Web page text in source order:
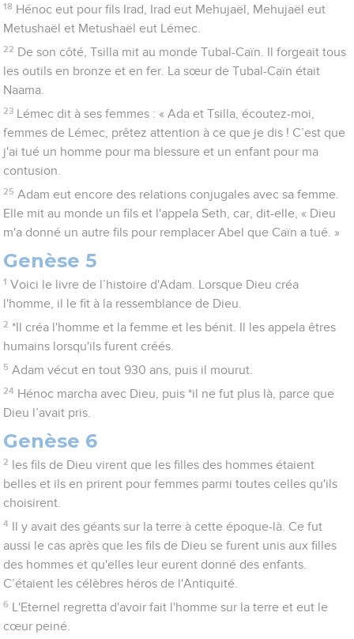
18 Hénoc eut pour fils Irad, Irad eut Mehujaël, Mehujaël eut
Metushaël et Metushaël eut Lémec.
22 De son côté, Tsilla mit au monde Tubal-Caïn. Il forgeait tous
les outils en bronze et en fer. La sœur de Tubal-Caïn était
Naama.
23
Lémec dit à ses femmes : « Ada et Tsilla, écoutez-moi,
femmes de Lémec, prêtez attention à ce que je dis ! C’est que
j'ai tué un homme pour ma blessure et un enfant pour ma
contusion.
25 Adam eut encore des relations conjugales avec sa femme.
Elle mit au monde un fils et l'appela Seth, car, dit-elle, « Dieu
m'a donné un autre fils pour remplacer Abel que Caïn a tué. »
Genèse 5
1 Voici le livre de l’histoire d'Adam. Lorsque Dieu créa
l'homme, il le fit à la ressemblance de Dieu.
2 *Il créa l'homme et la femme et les bénit. Il les appela êtres
humains lorsqu'ils furent créés.
5 Adam vécut en tout 930 ans, puis il mourut.
24 Hénoc marcha avec Dieu, puis *il ne fut plus là, parce que
Dieu l’avait pris.
Genèse 6
2
les fils de Dieu virent que les filles des hommes étaient
belles et ils en prirent pour femmes parmi toutes celles qu'ils
choisirent.
4
Il y avait des géants sur la terre à cette époque-là. Ce fut
aussi le cas après que les fils de Dieu se furent unis aux filles
des hommes et qu'elles leur eurent donné des enfants.
C’étaient les célèbres héros de l'Antiquité.
6
L'Eternel regretta d'avoir fait l'homme sur la terre et eut le
cœur peiné.